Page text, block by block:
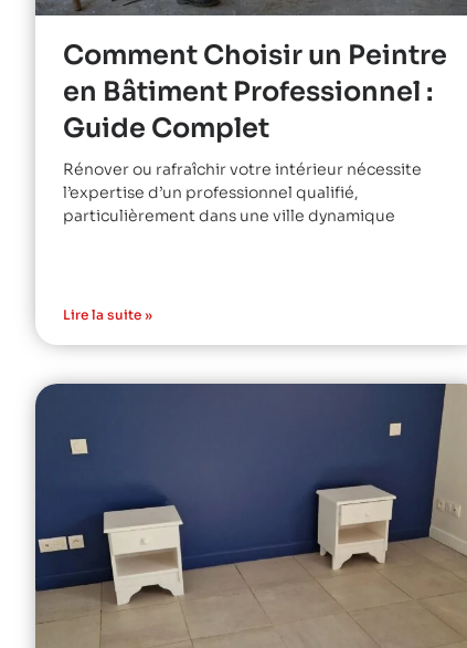
Comment Choisir un Peintre
en Bâtiment Professionnel :
Guide Complet
Rénover ou rafraîchir votre intérieur nécessite
l’expertise d’un professionnel qualifié,
particulièrement dans une ville dynamique
Lire la suite »